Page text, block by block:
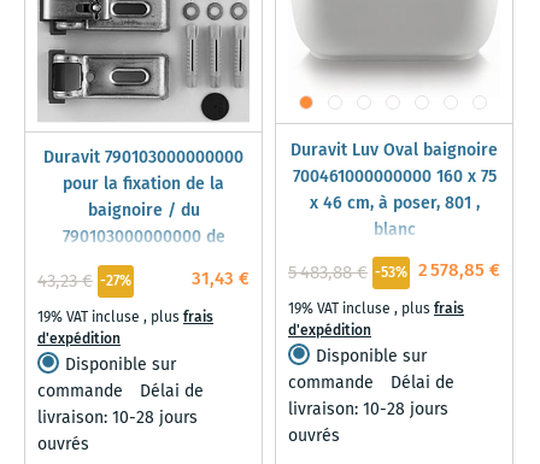
Duravit 790103000000000
pour la fixation de la
baignoire / du
790103000000000 de
douche
31,43 €
43,23 € -27%
19% VAT incluse , plusfrais
d'expédition
Disponible sur
commande
Délai de
livraison: 10-28 jours
ouvrés
Duravit Luv Oval baignoire
700461000000000 160 x 75
x 46 cm, à poser, 801 ,
blanc
2 578,85 €
5 483,88 € -53%
19% VAT incluse , plusfrais
d'expédition
Disponible sur
commande
Délai de
livraison: 10-28 jours
ouvrés